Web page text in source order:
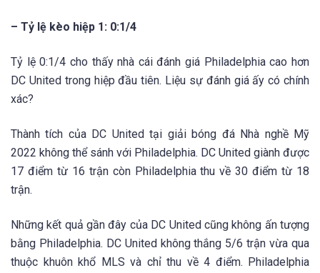
– Tỷ lệ kèo hiệp 1: 0:1/4
Tỷ lệ 0:1/4 cho thấy nhà cái đánh giá Philadelphia cao hơn
DC United trong hiệp đầu tiên. Liệu sự đánh giá ấy có chính
xác?
Thành tích của DC United tại giải bóng đá Nhà nghề Mỹ
2022 không thể sánh với Philadelphia. DC United giành được
17 điểm từ 16 trận còn Philadelphia thu về 30 điểm từ 18
trận.
Những kết quả gần đây của DC United cũng không ấn tượng
bằng Philadelphia. DC United không thắng 5/6 trận vừa qua
thuộc khuôn khổ MLS và chỉ thu về 4 điểm. Philadelphia